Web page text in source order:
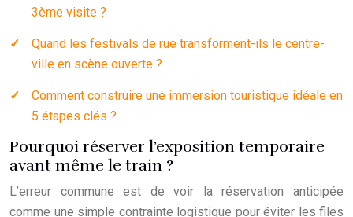
3ème visite ?
Quand les festivals de rue transforment-ils le centre-
ville en scène ouverte ?
Comment construire une immersion touristique idéale en
5 étapes clés ?
Pourquoi réserver l’exposition temporaire
avant même le train ?
L’erreur commune est de voir la réservation anticipée
comme une simple contrainte logistique pour éviter les files